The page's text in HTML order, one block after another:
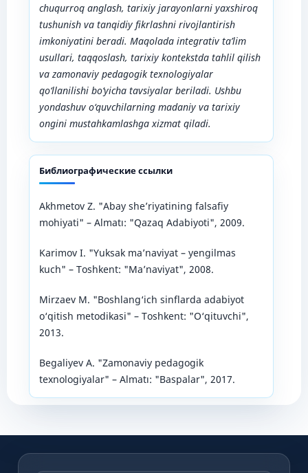
chuqurroq anglash, tarixiy jarayonlarni yaxshiroq
tushunish va tanqidiy fikrlashni rivojlantirish
imkoniyatini beradi. Maqolada integrativ ta’lim
usullari, taqqoslash, tarixiy kontekstda tahlil qilish
va zamonaviy pedagogik texnologiyalar
qo‘llanilishi bo‘yicha tavsiyalar beriladi. Ushbu
yondashuv o‘quvchilarning madaniy va tarixiy
ongini mustahkamlashga xizmat qiladi.
Библиографические ссылки
Akhmetov Z. "Abay she’riyatining falsafiy
mohiyati" – Almatı: "Qazaq Adabiyoti", 2009.
Karimov I. "Yuksak ma’naviyat – yengilmas
kuch" – Toshkent: "Ma’naviyat", 2008.
Mirzaev M. "Boshlang‘ich sinflarda adabiyot
o‘qitish metodikasi" – Toshkent: "O‘qituvchi",
2013.
Begaliyev A. "Zamonaviy pedagogik
texnologiyalar" – Almatı: "Baspalar", 2017.